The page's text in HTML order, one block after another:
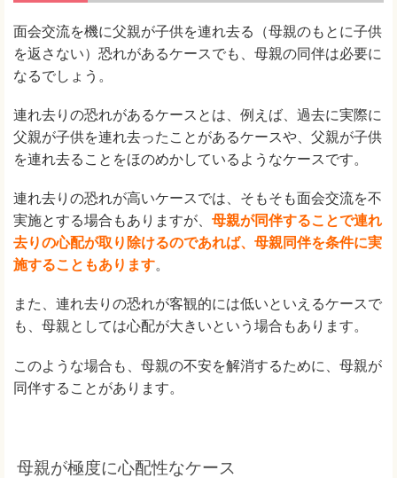
面会交流を機に父親が子供を連れ去る（母親のもとに子供
を返さない）恐れがあるケースでも、母親の同伴は必要に
なるでしょう。
連れ去りの恐れがあるケースとは、例えば、過去に実際に
父親が子供を連れ去ったことがあるケースや、父親が子供
を連れ去ることをほのめかしているようなケースです。
連れ去りの恐れが高いケースでは、そもそも面会交流を不
実施とする場合もありますが、 母親が同伴することで連れ
去りの心配が取り除けるのであれば、母親同伴を条件に実
施することもあります。
また、連れ去りの恐れが客観的には低いといえるケースで
も、母親としては心配が大きいという場合もあります。
このような場合も、母親の不安を解消するために、母親が
同伴することがあります。
母親が極度に心配性なケース